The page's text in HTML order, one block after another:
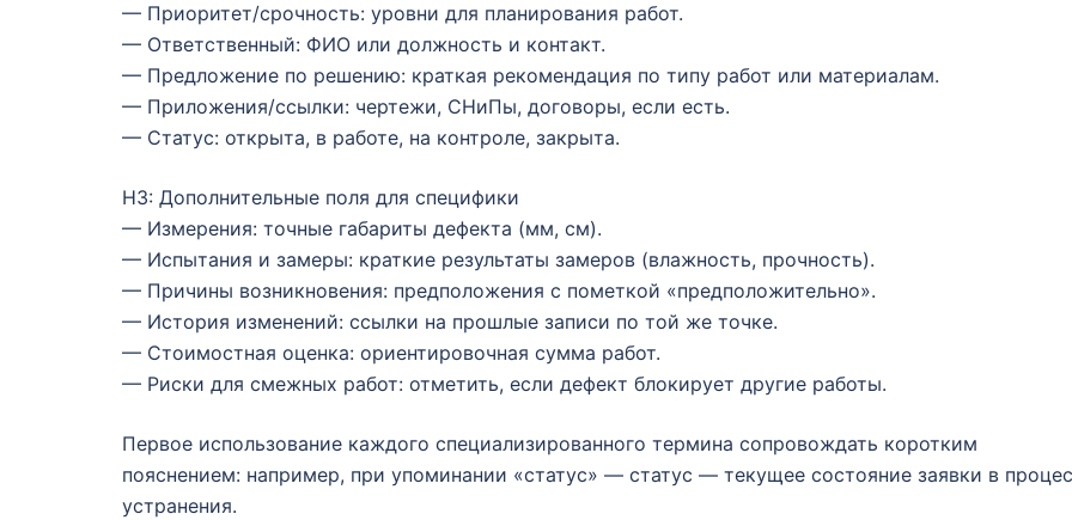
— Приоритет/срочность: уровни для планирования работ.
— Ответственный: ФИО или должность и контакт.
— Предложение по решению: краткая рекомендация по типу работ или материалам.
— Приложения/ссылки: чертежи, СНиПы, договоры, если есть.
— Статус: открыта, в работе, на контроле, закрыта.
H3: Дополнительные поля для специфики
— Измерения: точные габариты дефекта (мм, см).
— Испытания и замеры: краткие результаты замеров (влажность, прочность).
— Причины возникновения: предположения с пометкой «предположительно».
— История изменений: ссылки на прошлые записи по той же точке.
— Стоимостная оценка: ориентировочная сумма работ.
— Риски для смежных работ: отметить, если дефект блокирует другие работы.
Первое использование каждого специализированного термина сопровождать коротким
пояснением: например, при упоминании «статус» — статус — текущее состояние заявки в
устранения.